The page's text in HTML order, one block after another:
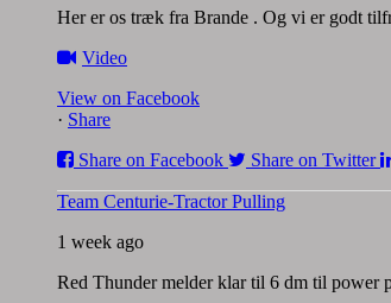
Her er os træk fra Brande . Og vi er godt
Video
View on Facebook
· Share
Share on Facebook
Share on Twitter
Team Centurie-Tractor Pulling
1 week ago
Red Thunder melder klar til 6 dm til